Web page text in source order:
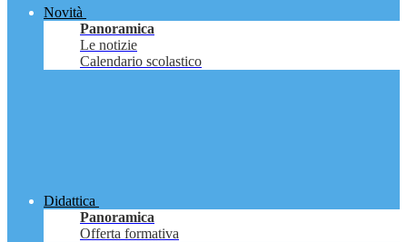
Novità
Panoramica
Le notizie
Calendario scolastico
Didattica
Panoramica
Offerta formativa